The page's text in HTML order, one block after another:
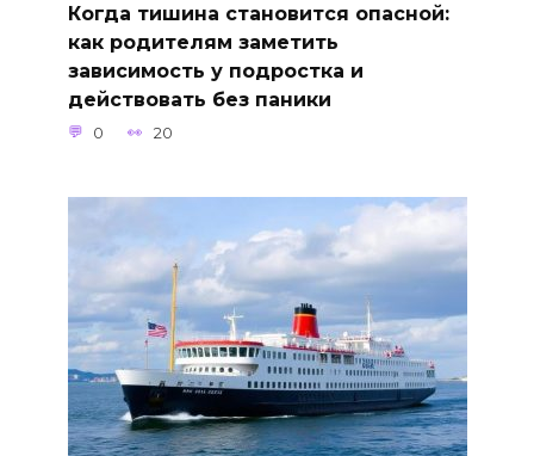
Когда тишина становится опасной:
как родителям заметить
зависимость у подростка и
действовать без паники
0 20